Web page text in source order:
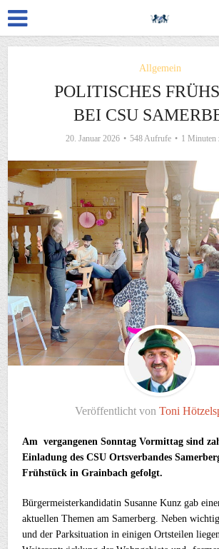
Allgemein
POLITISCHES
BEI CSU
20. Januar 2026 548 Aufrufe 1 Minuten
Veröffentlicht von Toni
Am vergangenen Sonntag Vormittag sind
Einladung des CSU Ortsverbandes
Frühstück in Grainbach gefolgt.
Bürgermeisterkandidatin Susanne Kunz gab
aktuellen Themen am Samerberg. Neben
und der Parksituation in einigen Ortsteilen